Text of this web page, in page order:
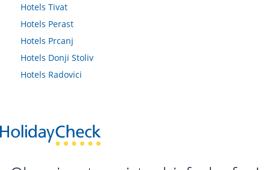
Hotels Tivat
Hotels Perast
Hotels Prcanj
Hotels Donji Stoliv
Hotels Radovici